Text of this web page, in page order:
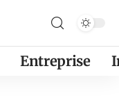
Entreprise